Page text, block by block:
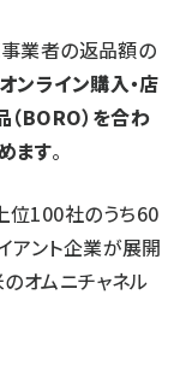
事業者の返品額の
オンライン購入・店
（BORO）を合わ
ます。
100社のうち60
アント企業が展開
オムニチャネル